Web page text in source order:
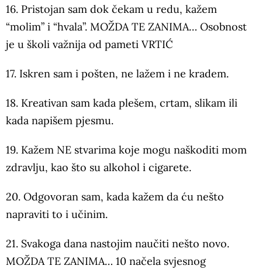
16. Pristojan sam dok čekam u redu, kažem
“molim” i “hvala”. MOŽDA TE ZANIMA… Osobnost
je u školi važnija od pameti VRTIĆ
17. Iskren sam i pošten, ne lažem i ne kradem.
18. Kreativan sam kada plešem, crtam, slikam ili
kada napišem pjesmu.
19. Kažem NE stvarima koje mogu naškoditi mom
zdravlju, kao što su alkohol i cigarete.
20. Odgovoran sam, kada kažem da ću nešto
napraviti to i učinim.
21. Svakoga dana nastojim naučiti nešto novo.
MOŽDA TE ZANIMA… 10 načela svjesnog